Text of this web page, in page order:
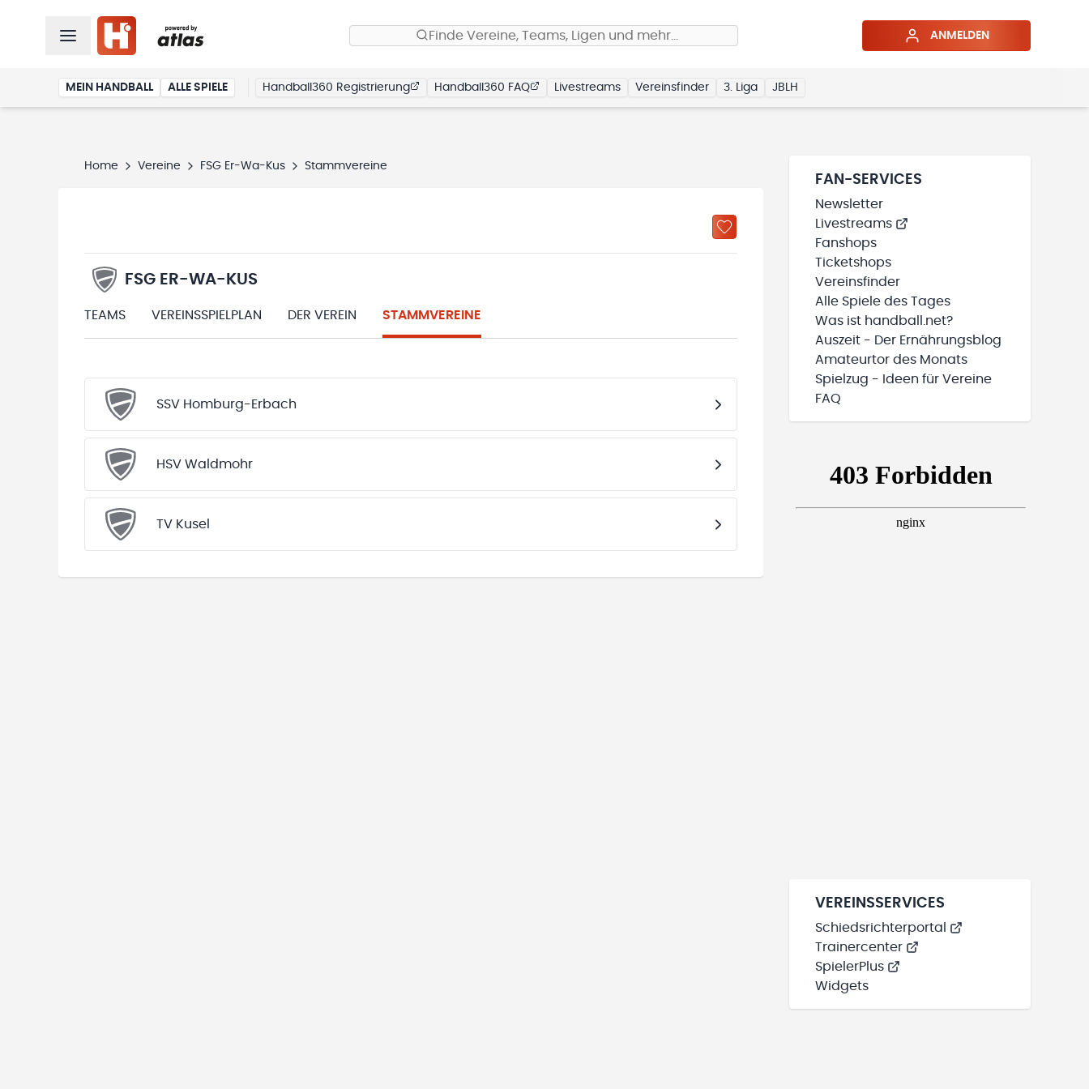
Finde Vereine, Teams, Ligen und mehr… ANMELDEN
MEIN HANDBALL ALLE SPIELE Handball360 Registrierung Handball360 FAQ Livestreams Vereinsfinder 3. Liga JBLH
Home Vereine FSG Er-Wa-Kus Stammvereine
FSG ER-WA-KUS
TEAMS VEREINSSPIELPLAN DER VEREIN STAMMVEREINE
SSV Homburg-Erbach
HSV Waldmohr
TV Kusel
FAN-SERVICES
Newsletter
Livestreams
Fanshops
Ticketshops
Vereinsfinder
Alle Spiele des Tages
Was ist handball.net?
Auszeit - Der Ernährungsblog
Amateurtor des Monats
Spielzug - Ideen für Vereine
FAQ
VEREINSSERVICES
Schiedsrichterportal
Trainercenter
SpielerPlus
Widgets